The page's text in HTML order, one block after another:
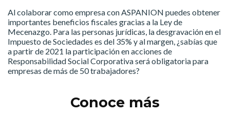
Al colaborar como empresa con ASPANION puedes obtener
importantes beneficios fiscales gracias a la Ley de
Mecenazgo. Para las personas jurídicas, la desgravación en el
Impuesto de Sociedades es del 35% y al margen, ¿sabías que
a partir de 2021 la participación en acciones de
Responsabilidad Social Corporativa será obligatoria para
empresas de más de 50 trabajadores?
Conoce más